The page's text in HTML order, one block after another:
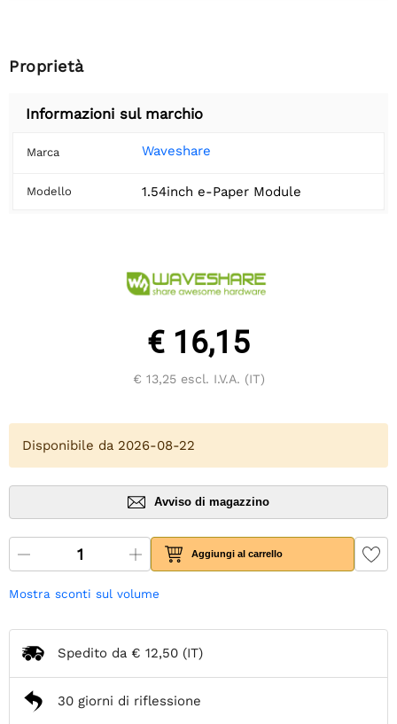
Proprietà
Informazioni sul marchio
Marca Waveshare
Modello 1.54inch e-Paper Module
€ 16,15
€ 13,25escl. I.V.A. (IT)
Disponibile da 2026-08-22
Avviso di magazzino
Aggiungi al carrello
Mostra sconti sul volume
Spedito da € 12,50 (IT)
30 giorni di riflessione